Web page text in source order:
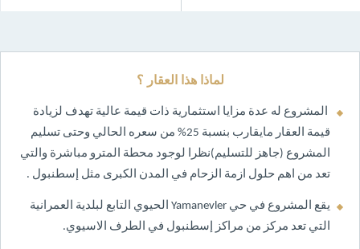
لماذا هذا العقار ؟
المشروع له عدة مزايا استثمارية ذات قيمة عالية تهدف لزيادة
قيمة العقار مايقارب بنسبة 25% من سعره الحالي وحتى تسليم
المشروع (جاهز للتسليم)نظرا لوجود محطة المترو مباشرة والتي
تعد من اهم حلول ازمة الزحام في المدن الكبرى مثل إسطنبول .
يقع المشروع في حي Yamanevler الحيوي التابع لبلدية العمرانية
التي تعد مركز من مراكز إسطنبول في الطرف الاسيوي.